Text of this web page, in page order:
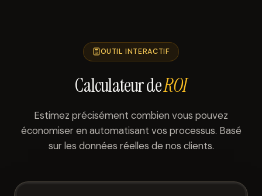
OUTIL INTERACTIF
Calculateur deROI
Estimez précisément combien vous pouvez
économiser en automatisant vos processus. Basé
sur les données réelles de nos clients.